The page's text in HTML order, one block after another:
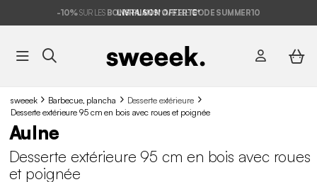
-10%SUR LES BONS PLANS*AVEC LECODE SUMMER10
LIVRAISON OFFERTE*
sweeek Barbecue, plancha
Desserte extérieure
Desserte extérieure 95 cm en bois avec roues et poignée
Aulne
Desserte extérieure 95 cm en bois avec roues
et poignée